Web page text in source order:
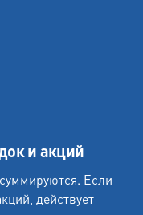
и акций
Если
действует